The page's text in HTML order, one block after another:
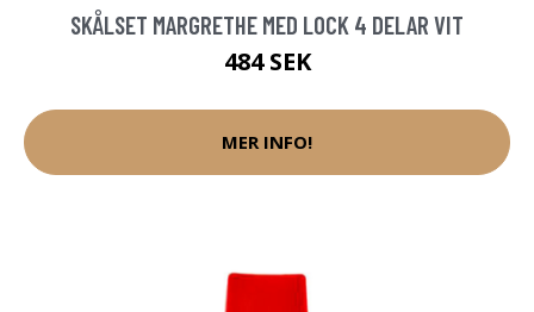
SKÅLSET MARGRETHE MED LOCK 4 DELAR VIT
484 SEK
MER INFO!